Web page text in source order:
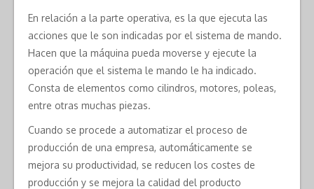
En relación a la parte operativa, es la que ejecuta las
acciones que le son indicadas por el sistema de mando.
Hacen que la máquina pueda moverse y ejecute la
operación que el sistema le mando le ha indicado.
Consta de elementos como cilindros, motores, poleas,
entre otras muchas piezas.
Cuando se procede a automatizar el proceso de
producción de una empresa, automáticamente se
mejora su productividad, se reducen los costes de
producción y se mejora la calidad del producto